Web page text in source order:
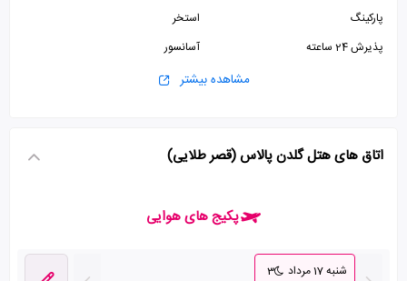
پارکینگ
استخر
پذیرش 24 ساعته
آسانسور
سالن ورزشیمشاهده بیشتر
اتاق های هتل گلدن پالاس (قصر طلایی)
پکیج های هوایی
شنبه 17 مرداد
3